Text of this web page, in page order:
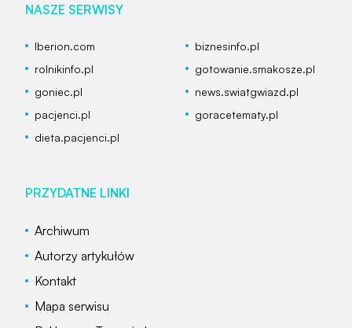
NASZE SERWISY
Iberion.com
biznesinfo.pl
rolnikinfo.pl
gotowanie.smakosze.pl
goniec.pl
news.swiatgwiazd.pl
pacjenci.pl
goracetematy.pl
dieta.pacjenci.pl
PRZYDATNE LINKI
Archiwum
Autorzy artykułów
Kontakt
Mapa serwisu